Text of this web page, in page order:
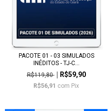
PACOTE 01 - 03 SIMULADOS
INÉDITOS - TJ-C...
R$119,80
R$59,90
R$56,91 com Pix